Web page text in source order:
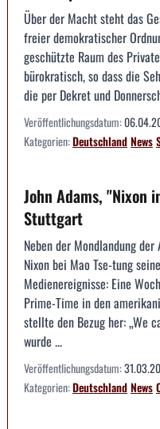
Über der Macht steht das
freier demokratischer
geschützte Raum des
bürokratisch, so dass die
die per Dekret und
Veröffentlichungsdatum:
Kategorien:DeutschlandNews
John Adams, "Nixon
Stuttgart
Neben der Mondlandung
Nixon bei Mao Tse-tung
Medienereignisse: Eine
Prime-Time in den
stellte den Bezug her: „We
wurde ...
Veröffentlichungsdatum:
Kategorien:DeutschlandNews